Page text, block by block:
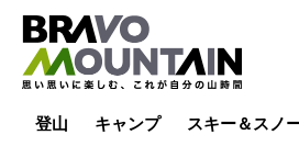
登山 キャンプ スキー＆スノ